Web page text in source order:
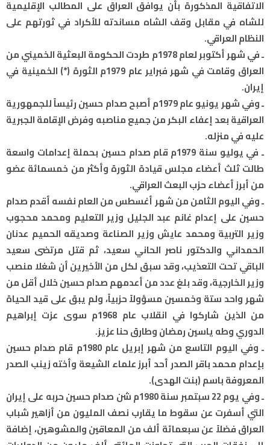
الاتفاقية المذكورة بأن يوافق العراق على المطالب الإقليمية
للشاه في مقابل وقف الشاه مساندته للأكراد في ثورتهم على
النظام العراقي.
ـ في شهر أكتوبر لعام 1978م طردت الحكومة البعثية الخميني من
العراق وقامت في شهر فبراير عام 1979م الثورة (*) الخمينية في
إيران.
ـ وفي شهر يونيو عام 1979م أصبح صدام حسين رئيساً للجمهورية
العراقية بعد إعفاء البكر من جميع مناصبه وفرض الإقامة الجبرية
عليه في منزله.
ـ في يوليو سنة 1979م قام صدام حسين بحملة إعدامات واسعة
طالت ثلث أعضاء مجلس قيادة الثورة وأكثر من خمسمائة عضو
من أبرز أعضاء حزب البعث العراقي.
ـ وفي اليوم الثامن من شهر أغسطس من العام نفسه أقدم صدام
حسين على إعدام غانم عبد الجليل وزير التعليم ومحمد محجوب
وزير التربية ومحمد عايش وزير الصناعة وصديقه الحميم عدنان
الحمداني والدكتور ناصر الحاني سعيد، ثم قتل مرتضى سعيد
الباقي تحت التعذيب، وقد سبق لكل من الأخيرين أن شغلا منصب
وزير الخارجية، وقد بلغ عدد من أعدمهم صدام حسين خلال أقل من
شهر واحد ستة وخمسين مسؤولاً حزبياً، ولم يبق على قيد الحياة
من الذين شاركوا في انقلاب عام 1968م سوى عزت إبراهيم
الدوري وطه ياسين رمضان وطارق حنا عزيز.
ـ وفي اليوم التاسع من شهر إبريل عام 1980م قام صدام حسين
بإعدام محمد باقر الصدر أحد أبرز علماء الشيعة وأخته زينب الصدر
المعروفة باسم (بنت الهدى).
ـ وفي يوم 22 سبتمبر سنة 1980م شن صدام حسين حربه على إيران
التي أسفرت عن سقوط ما يقارب نصف المليون من أزاهير شباب
العراق فضلاً عن سبعمائة ألف من المعاقين والمشوهين، إضافة